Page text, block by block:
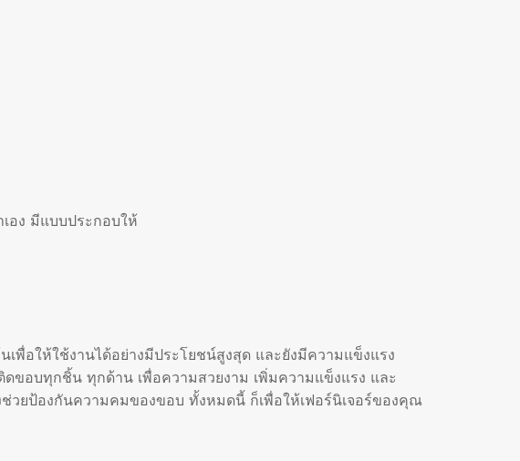
อง มีแบบประกอบให้
อให้ใช้งานได้อย่างมีประโยชน์สูงสุด และยังมีความแข็งแรง
ขอบทุกชิ้น ทุกด้าน เพื่อความสวยงาม เพิ่มความแข็งแรง และ
ช่วยป้องกันความคมของขอบ ทั้งหมดนี้ ก็เพื่อให้เฟอร์นิเจอร์ของคุณ